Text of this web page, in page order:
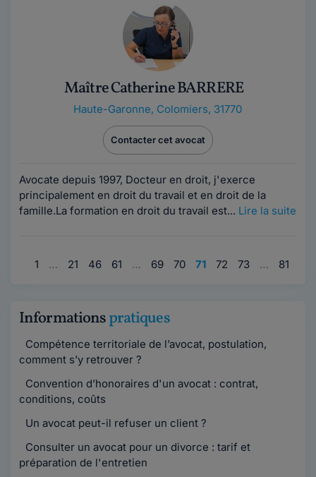
Maître Catherine BARRERE
Haute-Garonne, Colomiers, 31770
Contacter cet avocat
Avocate depuis 1997, Docteur en droit, j'exerce
principalement en droit du travail et en droit de la
famille.La formation en droit du travail est... Lire la suite
1 … 21 46 61 … 69 70 71 72 73 … 81
Informationspratiques
Compétence territoriale de l’avocat, postulation,
comment s’y retrouver ?
Convention d’honoraires d'un avocat : contrat,
conditions, coûts
Un avocat peut-il refuser un client ?
Consulter un avocat pour un divorce : tarif et
préparation de l'entretien